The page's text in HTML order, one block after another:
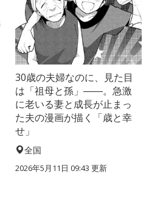
30歳の夫婦なのに、見た目
は「祖母と孫」――。急激
に老いる妻と成長が止まっ
た夫の漫画が描く「歳と幸
せ」
全国
2026年5月11日 09:43 更新